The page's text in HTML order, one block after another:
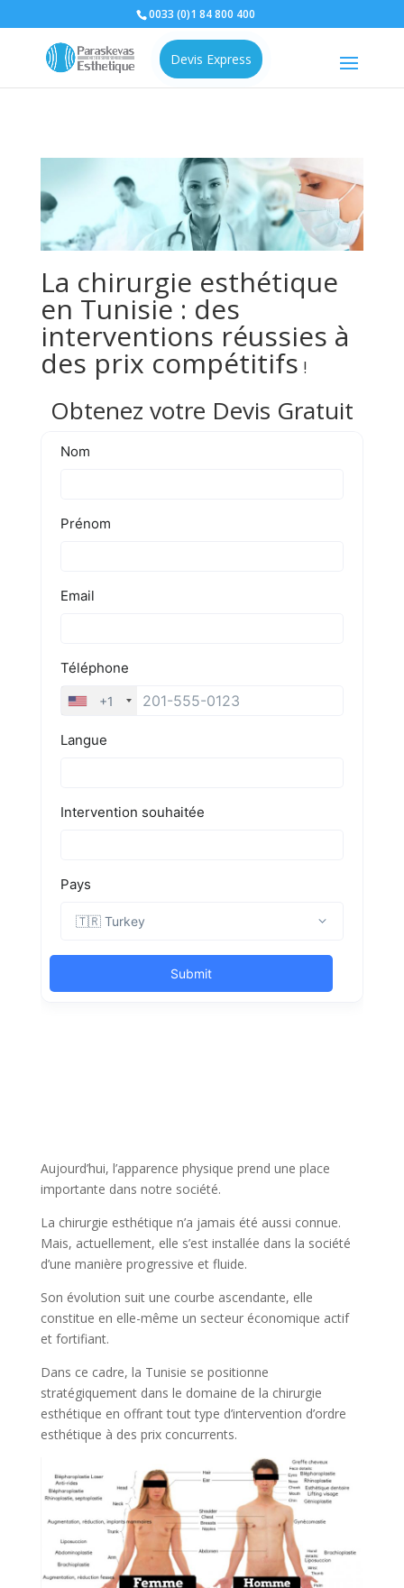
0033 (0)1 84 800 400
Devis Express
La chirurgie esthétique
en Tunisie : des
interventions réussies à
des prix compétitifs !
Obtenez votre Devis Gratuit
Aujourd’hui, l’apparence physique prend une place
importante dans notre société.
La chirurgie esthétique n’a jamais été aussi connue.
Mais, actuellement, elle s’est installée dans la société
d’une manière progressive et fluide.
Son évolution suit une courbe ascendante, elle
constitue en elle-même un secteur économique actif
et fortifiant.
Dans ce cadre, la Tunisie se positionne
stratégiquement dans le domaine de la chirurgie
esthétique en offrant tout type d’intervention d’ordre
esthétique à des prix concurrents.